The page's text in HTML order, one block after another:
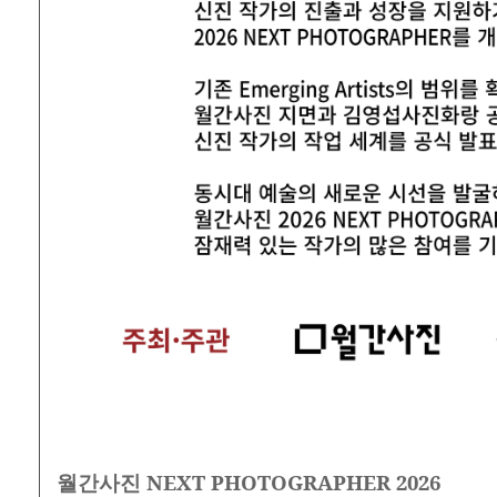
월간사진 NEXT PHOTOGRAPHER 2026